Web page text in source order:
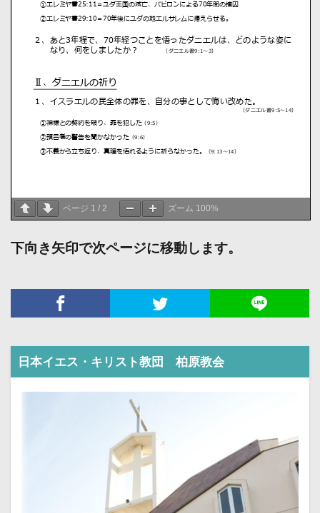
ページ 1 / 2 ズーム 100%
下向き矢印で次ページに移動します。
日本イエス・キリスト教団 柏原教会